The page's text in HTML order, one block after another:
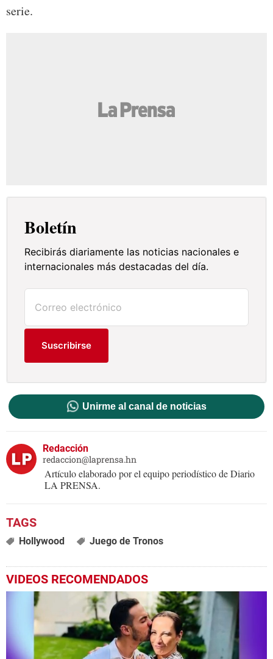
serie.
Boletín
Recibirás diariamente las noticias nacionales e
internacionales más destacadas del día.
Suscribirse
Unirme al canal de noticias
Redacción
redaccion@laprensa.hn
Artículo elaborado por el equipo periodístico de Diario
LA PRENSA.
Hollywood Juego de Tronos
VIDEOS RECOMENDADOS